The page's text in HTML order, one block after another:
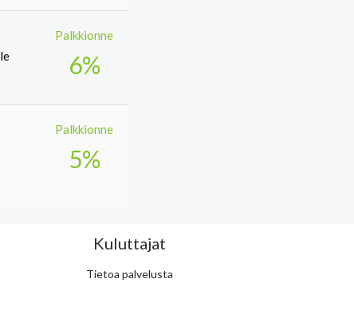
Palkkionne
6%
Palkkionne
5%
Kuluttajat
Tietoa palvelusta